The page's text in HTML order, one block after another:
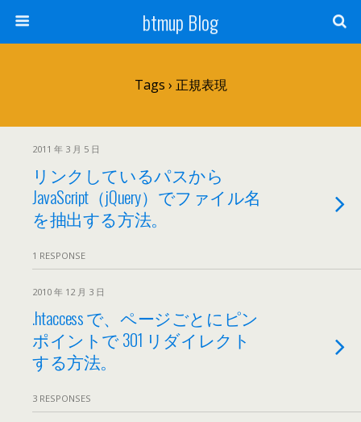
btmup Blog
Tags › 正規表現
2011 年 3 月 5 日
リンクしているパスから
JavaScript（jQuery）でファイル名
を抽出する方法。
1 RESPONSE
2010 年 12 月 3 日
.htaccess で、ページごとにピン
ポイントで 301 リダイレクト
する方法。
3 RESPONSES